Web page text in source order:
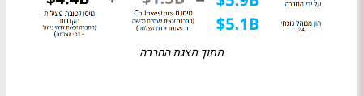
מתוך מצגת החברה